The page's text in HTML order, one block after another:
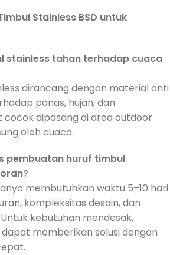
Stainless BSD untuk
stainless tahan terhadap cuaca
dirancang dengan material anti
panas, hujan, dan
cocok dipasang di area outdoor
oleh cuaca.
pembuatan huruf timbul
membutuhkan waktu 5–10 hari
kompleksitas desain, dan
kebutuhan mendesak,
memberikan solusi dengan